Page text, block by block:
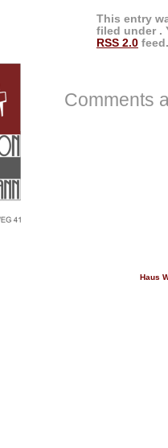
This entry
filed under .
RSS 2.0
Comments
Haus